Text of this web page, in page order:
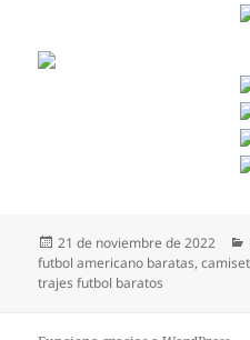
Publicado
el
21 de noviembre de 2022
futbol americano baratas,
trajes futbol baratos